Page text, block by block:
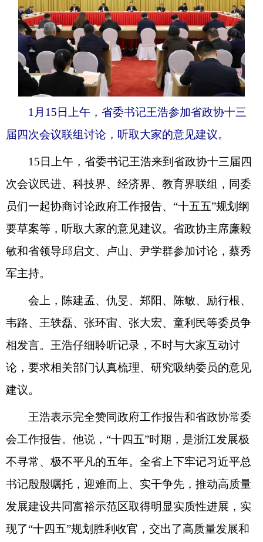
1月15日上午，省委书记王浩参加省政协十三
届四次会议联组讨论，听取大家的意见建议。
15日上午，省委书记王浩来到省政协十三届四
次会议民进、科技界、经济界、教育界联组，同委
员们一起协商讨论政府工作报告、“十五五”规划纲
要草案等，听取大家的意见建议。省政协主席廉毅
敏和省领导邱启文、卢山、尹学群参加讨论，蔡秀
军主持。
会上，陈建孟、仇旻、郑阳、陈敏、励行根、
韦路、王轶磊、张环宙、张大宏、童利民等委员争
相发言。王浩仔细聆听记录，不时与大家互动讨
论，要求相关部门认真梳理、研究吸纳委员的意见
建议。
王浩表示完全赞同政府工作报告和省政协常委
会工作报告。他说，“十四五”时期，是浙江发展极
不寻常、极不平凡的五年。全省上下牢记习近平总
书记殷殷嘱托，迎难而上、实干争先，推动高质量
发展建设共同富裕示范区取得明显实质性进展，实
现了“十四五”规划胜利收官，交出了高质量发展和